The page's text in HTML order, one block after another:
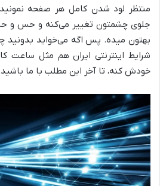
منتظر لود شدن کامل هر صفحه
جلوی چشمتون تغییر می‌کنه و حس و
بهتون میده. پس اگه می‌خواید بدونید
شرایط اینترنتی ایران هم مثل ساعت
خودش کنه، تا آخر این مطلب با ما